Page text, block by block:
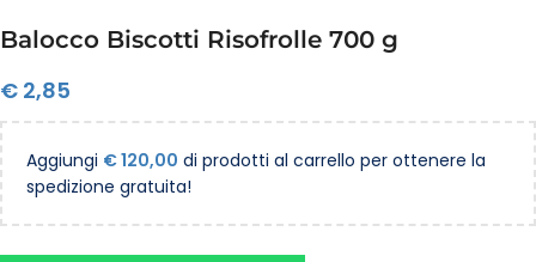
Balocco Biscotti Risofrolle 700 g
€ 2,85
Aggiungi €120,00 di prodotti al carrello per ottenere la
spedizione gratuita!